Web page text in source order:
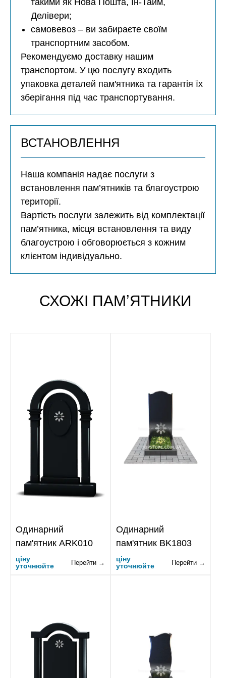
такими як Нова Пошта, Ін-Тайм,
Делівери;
самовевоз – ви забираєте своїм
транспортним засобом.
Рекомендуємо доставку нашим
транспортом. У цю послугу входить
упаковка деталей пам'ятника та гарантія їх
зберігання під час транспортування.
ВСТАНОВЛЕННЯ
Наша компанія надає послуги з
встановлення пам’ятників та благоустрою
території.
Вартість послуги залежить від комплектації
пам’ятника, місця встановлення та виду
благоустрою і обговорюється з кожним
клієнтом індивідуально.
СХОЖІ ПАМʼЯТНИКИ
Одинарний
пам'ятник ARK010
ціну
уточнюйте
Перейти →
Одинарний
пам'ятник BK1803
ціну
уточнюйте
Перейти →